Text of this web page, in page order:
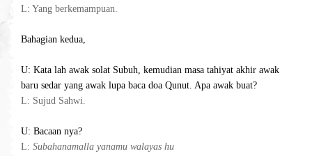
L: Yang berkemampuan.
Bahagian kedua,
U: Kata lah awak solat Subuh, kemudian masa tahiyat akhir awak
baru sedar yang awak lupa baca doa Qunut. Apa awak buat?
L: Sujud Sahwi.
U: Bacaan nya?
L: Subahanamalla yanamu walayas hu